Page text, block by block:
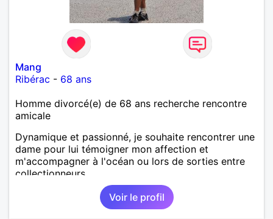
Mang
Ribérac - 68 ans
Homme divorcé(e) de 68 ans recherche rencontre
amicale
Dynamique et passionné, je souhaite rencontrer une
dame pour lui témoigner mon affection et
m'accompagner à l'océan ou lors de sorties entre
collectionneurs.
Voir le profil